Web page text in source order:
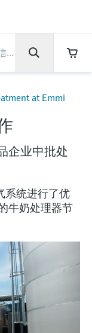
at Emmi
企业中批处
系统进行了优
牛奶处理器节